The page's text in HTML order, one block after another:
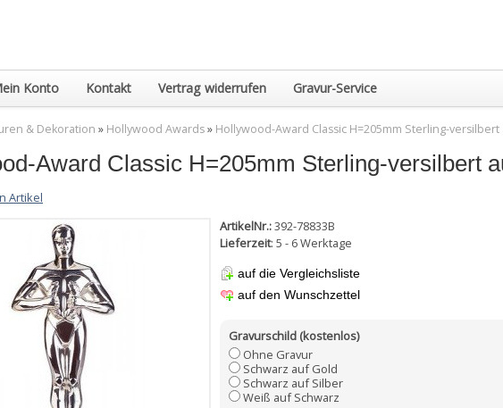
Konto Kontakt Vertrag widerrufen Gravur-Service
& Dekoration » Hollywood Awards» Hollywood-Award Classic H=205mm Sterling-
Award Classic H=205mm Sterling-versilbert
Artikel
ArtikelNr.:392-78833B
Lieferzeit: 5 - 6 Werktage
auf die Vergleichsliste
auf den Wunschzettel
Gravurschild (kostenlos)
Ohne Gravur
Schwarz auf Gold
Schwarz auf Silber
Weiß auf Schwarz